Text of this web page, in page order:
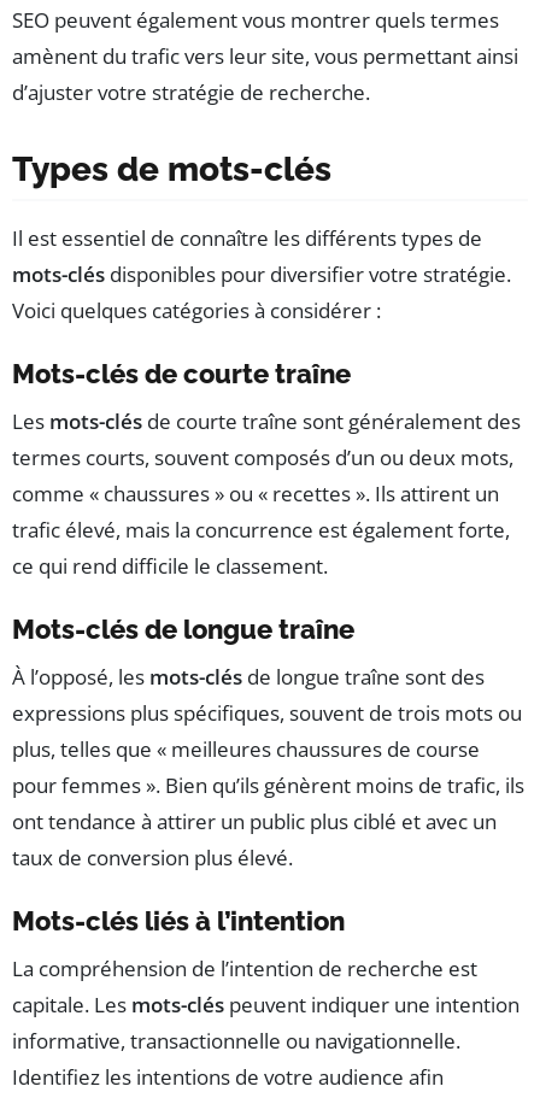
SEO peuvent également vous montrer quels termes
amènent du trafic vers leur site, vous permettant ainsi
d’ajuster votre stratégie de recherche.
Types de mots-clés
Il est essentiel de connaître les différents types de
mots-clés disponibles pour diversifier votre stratégie.
Voici quelques catégories à considérer :
Mots-clés de courte traîne
Les mots-clés de courte traîne sont généralement des
termes courts, souvent composés d’un ou deux mots,
comme « chaussures » ou « recettes ». Ils attirent un
trafic élevé, mais la concurrence est également forte,
ce qui rend difficile le classement.
Mots-clés de longue traîne
À l’opposé, les mots-clés de longue traîne sont des
expressions plus spécifiques, souvent de trois mots ou
plus, telles que « meilleures chaussures de course
pour femmes ». Bien qu’ils génèrent moins de trafic, ils
ont tendance à attirer un public plus ciblé et avec un
taux de conversion plus élevé.
Mots-clés liés à l’intention
La compréhension de l’intention de recherche est
capitale. Les mots-clés peuvent indiquer une intention
informative, transactionnelle ou navigationnelle.
Identifiez les intentions de votre audience afin